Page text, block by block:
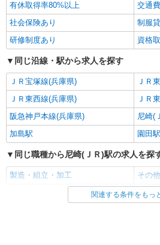
有休取得率80%以上
交通
社会保険あり
制服
研修制度あり
資格
同じ沿線・駅から求人を探す
ＪＲ宝塚線(兵庫県)
ＪＲ
ＪＲ東西線(兵庫県)
ＪＲ
阪急神戸本線(兵庫県)
尼崎(
加島駅
園田駅
同じ職種から尼崎(ＪＲ)駅の求人を探
製造・組立・加工 その
同じ雇用形態から尼崎(ＪＲ)駅の求人
関連する条件をもっ